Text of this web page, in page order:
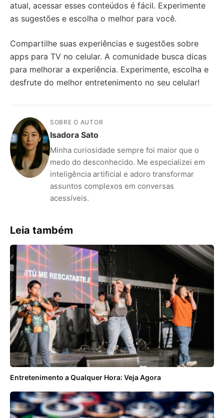
atual, acessar esses conteúdos é fácil. Experimente
as sugestões e escolha o melhor para você.
Compartilhe suas experiências e sugestões sobre
apps para TV no celular. A comunidade busca dicas
para melhorar a experiência. Experimente, escolha e
desfrute do melhor entretenimento no seu celular!
SOBRE O AUTOR
Isadora Sato
Minha curiosidade sempre foi maior que o
medo do desconhecido. Me especializei em
inteligência artificial e adoro transformar
assuntos complexos em conversas
acessíveis.
Leia também
Entretenimento a Qualquer Hora: Veja Agora